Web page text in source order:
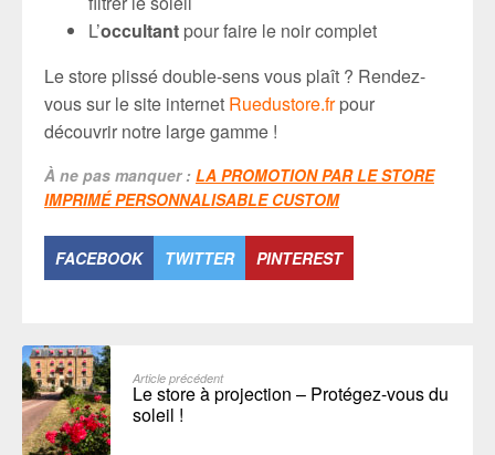
L’occultant pour faire le noir complet
Le store plissé double-sens vous plaît ? Rendez-
vous sur le site internet Ruedustore.frpour
découvrir notre large gamme !
À ne pas manquer : LA PROMOTION PAR LE STORE
IMPRIMÉ PERSONNALISABLE CUSTOM
FACEBOOK TWITTER PINTEREST
Article précédent
Le store à projection – Protégez-vous du
soleil !